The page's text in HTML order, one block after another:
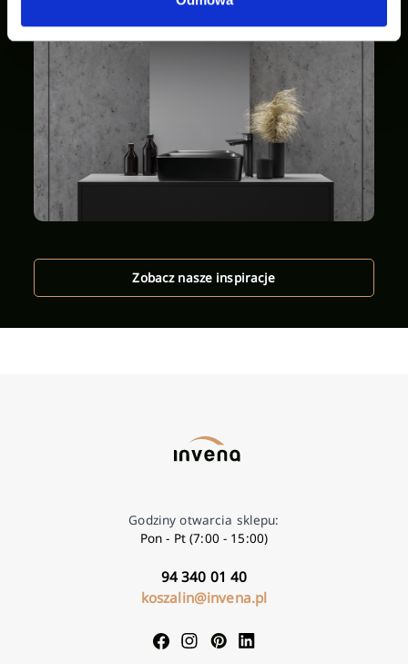
Zobacz nasze inspiracje
Godziny otwarcia sklepu:
Pon - Pt (7:00 - 15:00)
94 340 01 40
koszalin@invena.pl